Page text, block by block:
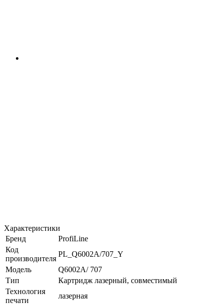
Характеристики
Бренд
ProfiLine
Код
производителя
PL_Q6002A/707_Y
Модель
Q6002A/ 707
Тип
Картридж лазерный, совместимый
Технология
печати
лазерная